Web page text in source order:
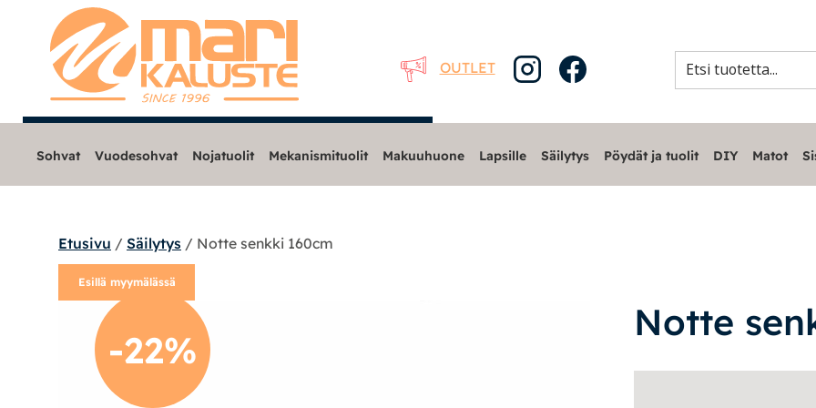
OUTLET
Sohvat
Nojatuolit
Mekanismituolit
Sohvat Vuodesohvat Nojatuolit Mekanismituolit Makuuhuone Lapsille Säilytys Pöydät ja tuolit DIY Matot
Etusivu / Säilytys / Notte senkki 160cm
Esillä myymälässä
-22%
Notte